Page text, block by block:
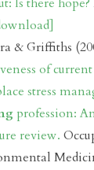
Is there hope?
& Griffiths
of
stress
profession:
review.